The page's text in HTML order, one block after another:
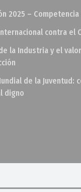
2025 –
contra el
la Industria y el
de la Juventud:
digno